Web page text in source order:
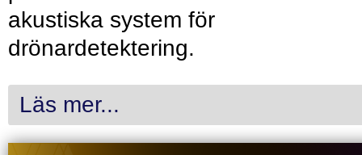
akustiska system för
drönardetektering.
Läs mer...